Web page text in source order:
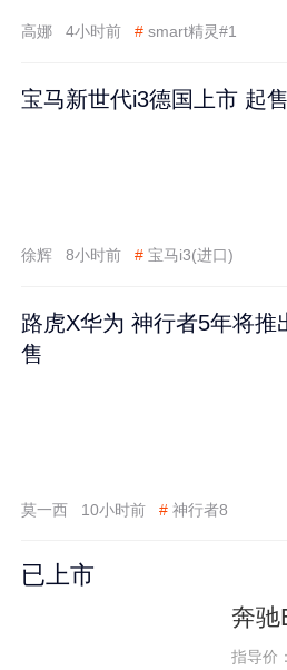
高娜 4小时前 # smart精灵#1
宝马新世代i3德国上市 起
徐辉 8小时前 # 宝马i3(进口)
路虎X华为 神行者5年将推
售
莫一西 10小时前 # 神行者8
已上市
奔驰
指导价：